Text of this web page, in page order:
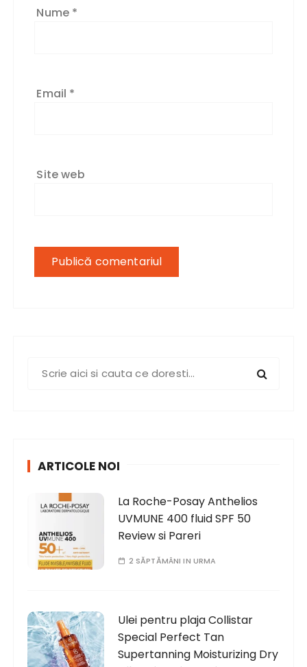
Nume *
Email *
Site web
ARTICOLE NOI
La Roche-Posay Anthelios
UVMUNE 400 fluid SPF 50
Review si Pareri
2 SĂPTĂMÂNI IN URMA
Ulei pentru plaja Collistar
Special Perfect Tan
Supertanning Moisturizing Dry